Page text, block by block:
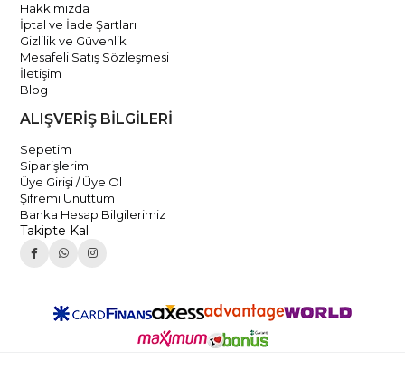
Hakkımızda
İptal ve İade Şartları
Gizlilik ve Güvenlik
Mesafeli Satış Sözleşmesi
İletişim
Blog
ALIŞVERİŞ BİLGİLERİ
Sepetim
Siparişlerim
Üye Girişi / Üye Ol
Şifremi Unuttum
Banka Hesap Bilgilerimiz
Takipte Kal